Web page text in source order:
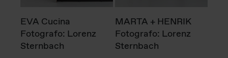
EVA Cucina
Fotografo: Lorenz
Sternbach
MARTA + HENRIK
Fotografo: Lorenz
Sternbach